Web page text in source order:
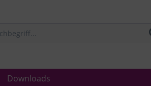
Downloads